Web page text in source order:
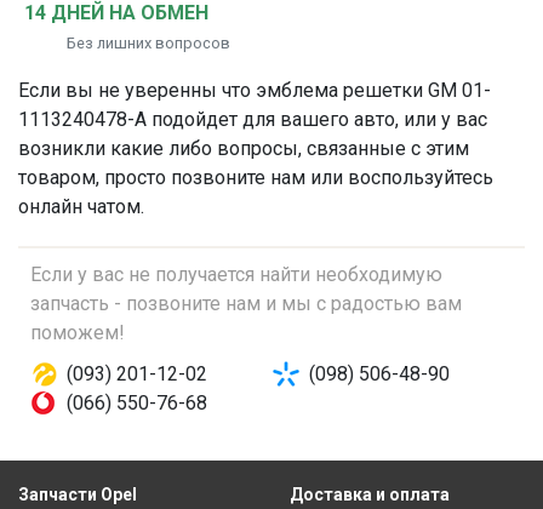
14 ДНЕЙ НА ОБМЕН
Без лишних вопросов
Если вы не уверенны что эмблема решетки GM 01-
1113240478-A подойдет для вашего авто, или у вас
возникли какие либо вопросы, связанные с этим
товаром, просто позвоните нам или воспользуйтесь
онлайн чатом.
Если у вас не получается найти необходимую
запчасть - позвоните нам и мы с радостью вам
поможем!
(093) 201-12-02
(098) 506-48-90
(066) 550-76-68
Запчасти Opel Доставка и оплата